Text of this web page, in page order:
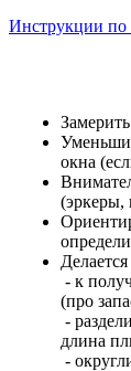
Инструкции по
окна
(эркеры,
- к
(про
-
длина
-